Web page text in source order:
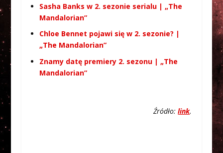
Sasha Banks w 2. sezonie serialu | „The
Mandalorian”
Chloe Bennet pojawi się w 2. sezonie? |
„The Mandalorian”
Znamy datę premiery 2. sezonu | „The
Mandalorian”
Źródło:link.